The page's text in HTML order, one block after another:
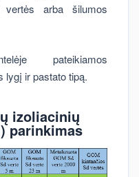
vertės arba šilumos
pateikiamos
lygį ir pastato tipą.
izoliacinių
parinkimas